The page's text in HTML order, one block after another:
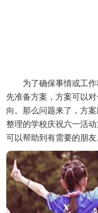
为了确保事情或工作
先准备方案，方案可以
向。那么问题来了，方
整理的学校庆祝六一活
可以帮助到有需要的朋友